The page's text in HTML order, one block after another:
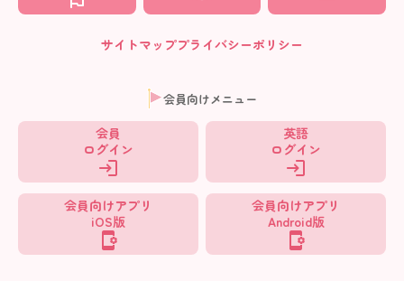
サイトマッププライバシーポリシー
会員向けメニュー
会員
ログイン
英語
ログイン
会員向けアプリ
iOS版
会員向けアプリ
Android版